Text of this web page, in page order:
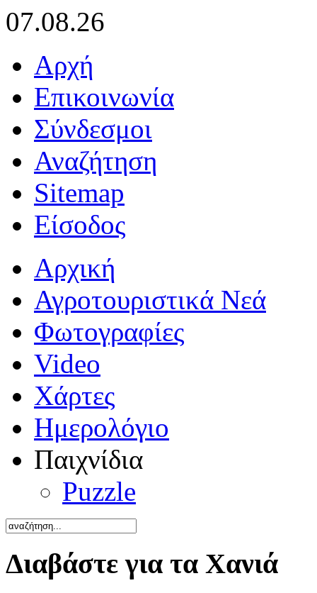
07.08.26
Αρχή
Επικοινωνία
Σύνδεσμοι
Αναζήτηση
Sitemap
Είσοδος
Αρχική
Αγροτουριστικά Νεά
Φωτογραφίες
Video
Χάρτες
Ημερολόγιο
Παιχνίδια
Puzzle
Διαβάστε για τα Χανιά